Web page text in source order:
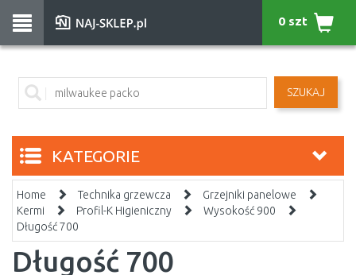
SZUKAJ
0 szt
KATEGORIE
Home Technika grzewcza
Grzejniki panelowe
Kermi
Profil-K Higieniczny
Wysokość 900
Długość 700
Długość 700